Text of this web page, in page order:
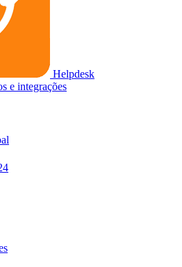
Helpdesk
e integrações